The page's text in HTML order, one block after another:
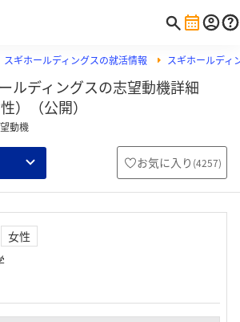
スギホールディングスの就活情報 スギホールディ
ルディングスの志望動機詳細
）（公開）
動機
お気に入り (4257)
女性